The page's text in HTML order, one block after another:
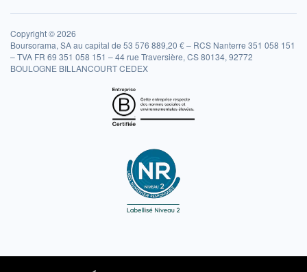
Copyright © 2026
Boursorama, SA au capital de 53 576 889,20 € – RCS Nanterre 351 058 151
– TVA FR 69 351 058 151 – 44 rue Traversière, CS 80134, 92772
BOULOGNE BILLANCOURT CEDEX